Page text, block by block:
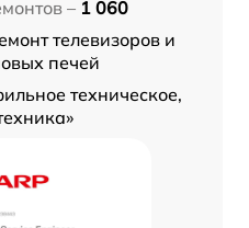
– 1 060
телевизоров и
печей
техническое,